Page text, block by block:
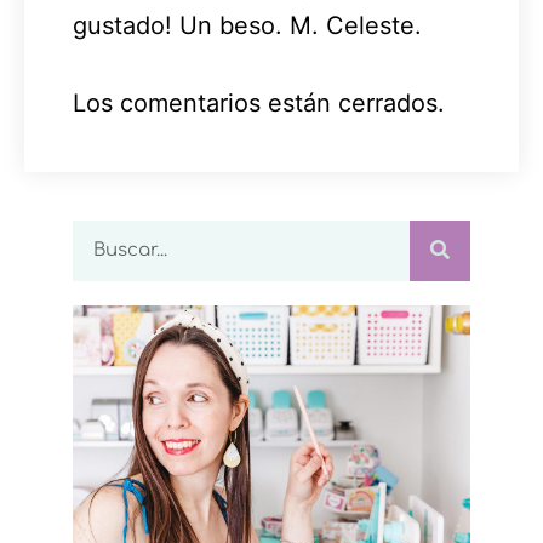
gustado! Un beso. M. Celeste.
Los comentarios están cerrados.